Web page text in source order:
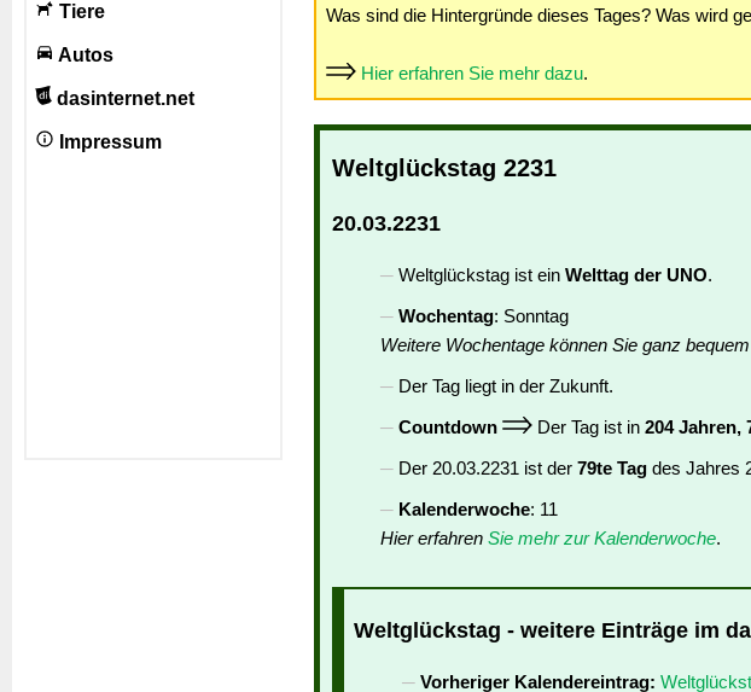
Tiere
Autos
dasinternet.net
Impressum
Was sind die Hintergründe dieses Tages? Was wird
Hier erfahren Sie mehr dazu.
Weltglückstag 2231
20.03.2231
Weltglückstag ist ein Welttag der UNO.
Wochentag: Sonntag
Weitere Wochentage können Sie ganz
Der Tag liegt in der Zukunft.
Countdown
Der Tag ist in 204 Jahren,
Der 20.03.2231 ist der 79te Tag des Jahres
Kalenderwoche: 11
Hier erfahren Sie mehr zur Kalenderwoche.
Weltglückstag - weitere Einträge im
Vorheriger Kalendereintrag: